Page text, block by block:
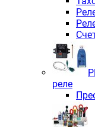
реле